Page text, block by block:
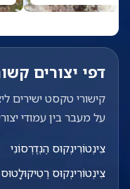
דפי יצורים
קישורי טקסט ישירים
על מעבר בין עמודי
צִינְטוֹרִינְקוּס הֶנְדֶרְסוֹנִי
צִינְטוֹרִינְקוּס רֶטִיקוּלָטוּס